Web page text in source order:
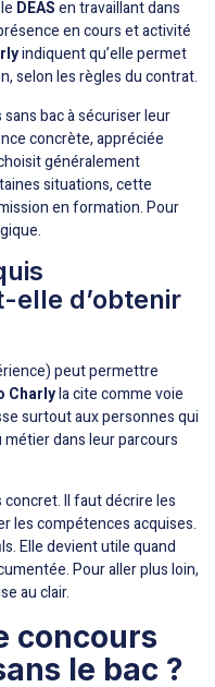
DEASen travaillant dans
en cours et activité
indiquent qu’elle permet
selon les règles du contrat.
bac à sécuriser leur
concrète, appréciée
généralement
situations, cette
en formation. Pour
elle d’obtenir
peut permettre
Charlyla cite comme voie
surtout aux personnes qui
dans leur parcours
Il faut décrire les
les compétences acquises.
Elle devient utile quand
Pour aller plus loin,
au clair.
concours
le bac ?